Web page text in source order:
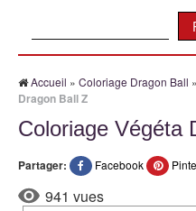
Accueil » Coloriage Dragon Ball »
Dragon Ball Z
Coloriage Végéta
Partager: Facebook
941 vues